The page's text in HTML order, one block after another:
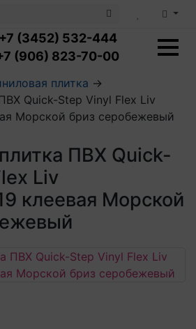
+7 (3452) 532-444
(906) 823-70-00
с укладкой
плитка
покрытий
панелей
плитка →
Quick-Step Vinyl Flex Liv
Морской бриз серобежевый
ПВХ Quick-
Liv
клеевая Морской